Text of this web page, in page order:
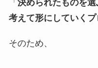
「 決められたものを
考えて形にしていくプ
そのため、